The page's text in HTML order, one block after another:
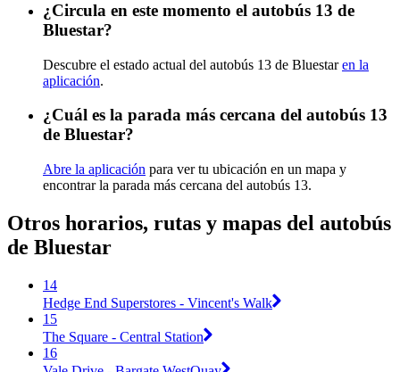
¿Circula en este momento el autobús 13 de
Bluestar?
Descubre el estado actual del autobús 13 de Bluestaren la
aplicación.
¿Cuál es la parada más cercana del autobús 13
de Bluestar?
Abre la aplicación para ver tu ubicación en un mapa y
encontrar la parada más cercana del autobús 13.
Otros horarios, rutas y mapas del autobús
de Bluestar
14
Hedge End Superstores - Vincent's Walk
15
The Square - Central Station
16